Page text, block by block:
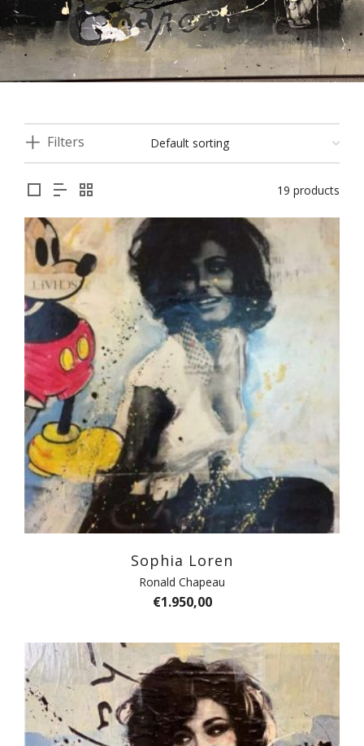
Filters
19 products
Sophia Loren
Ronald Chapeau
€1.950,00